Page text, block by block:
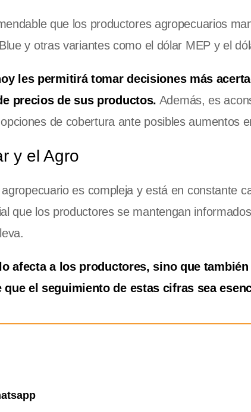
que los productores agropecuarios
y otras variantes como el dólar MEP y el
les permitirá tomar decisiones más
precios de sus productos. Además, es
de cobertura ante posibles aumentos
y el Agro
es compleja y está en constante
que los productores se mantengan
afecta a los productores, sino que
el seguimiento de estas cifras sea